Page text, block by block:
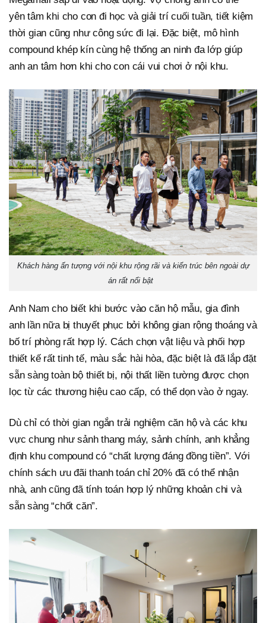
yên tâm khi cho con đi học và giải trí cuối tuần, tiết kiệm
thời gian cũng như công sức đi lại. Đặc biệt, mô hình
compound khép kín cùng hệ thống an ninh đa lớp giúp
anh an tâm hơn khi cho con cái vui chơi ở nội khu.
Khách hàng ấn tượng với nội khu rộng rãi và kiến trúc bên ngoài dự
án rất nổi bật
Anh Nam cho biết khi bước vào căn hộ mẫu, gia đình
anh lần nữa bị thuyết phục bởi không gian rộng thoáng và
bố trí phòng rất hợp lý. Cách chọn vật liệu và phối hợp
thiết kế rất tinh tế, màu sắc hài hòa, đặc biệt là đã lắp đặt
sẵn sàng toàn bộ thiết bị, nội thất liền tường được chọn
lọc từ các thương hiệu cao cấp, có thể dọn vào ở ngay.
Dù chỉ có thời gian ngắn trải nghiệm căn hộ và các khu
vực chung như sảnh thang máy, sảnh chính, anh khẳng
định khu compound có “chất lượng đáng đồng tiền”. Với
chính sách ưu đãi thanh toán chỉ 20% đã có thể nhận
nhà, anh cũng đã tính toán hợp lý những khoản chi và
sẵn sàng “chốt căn”.